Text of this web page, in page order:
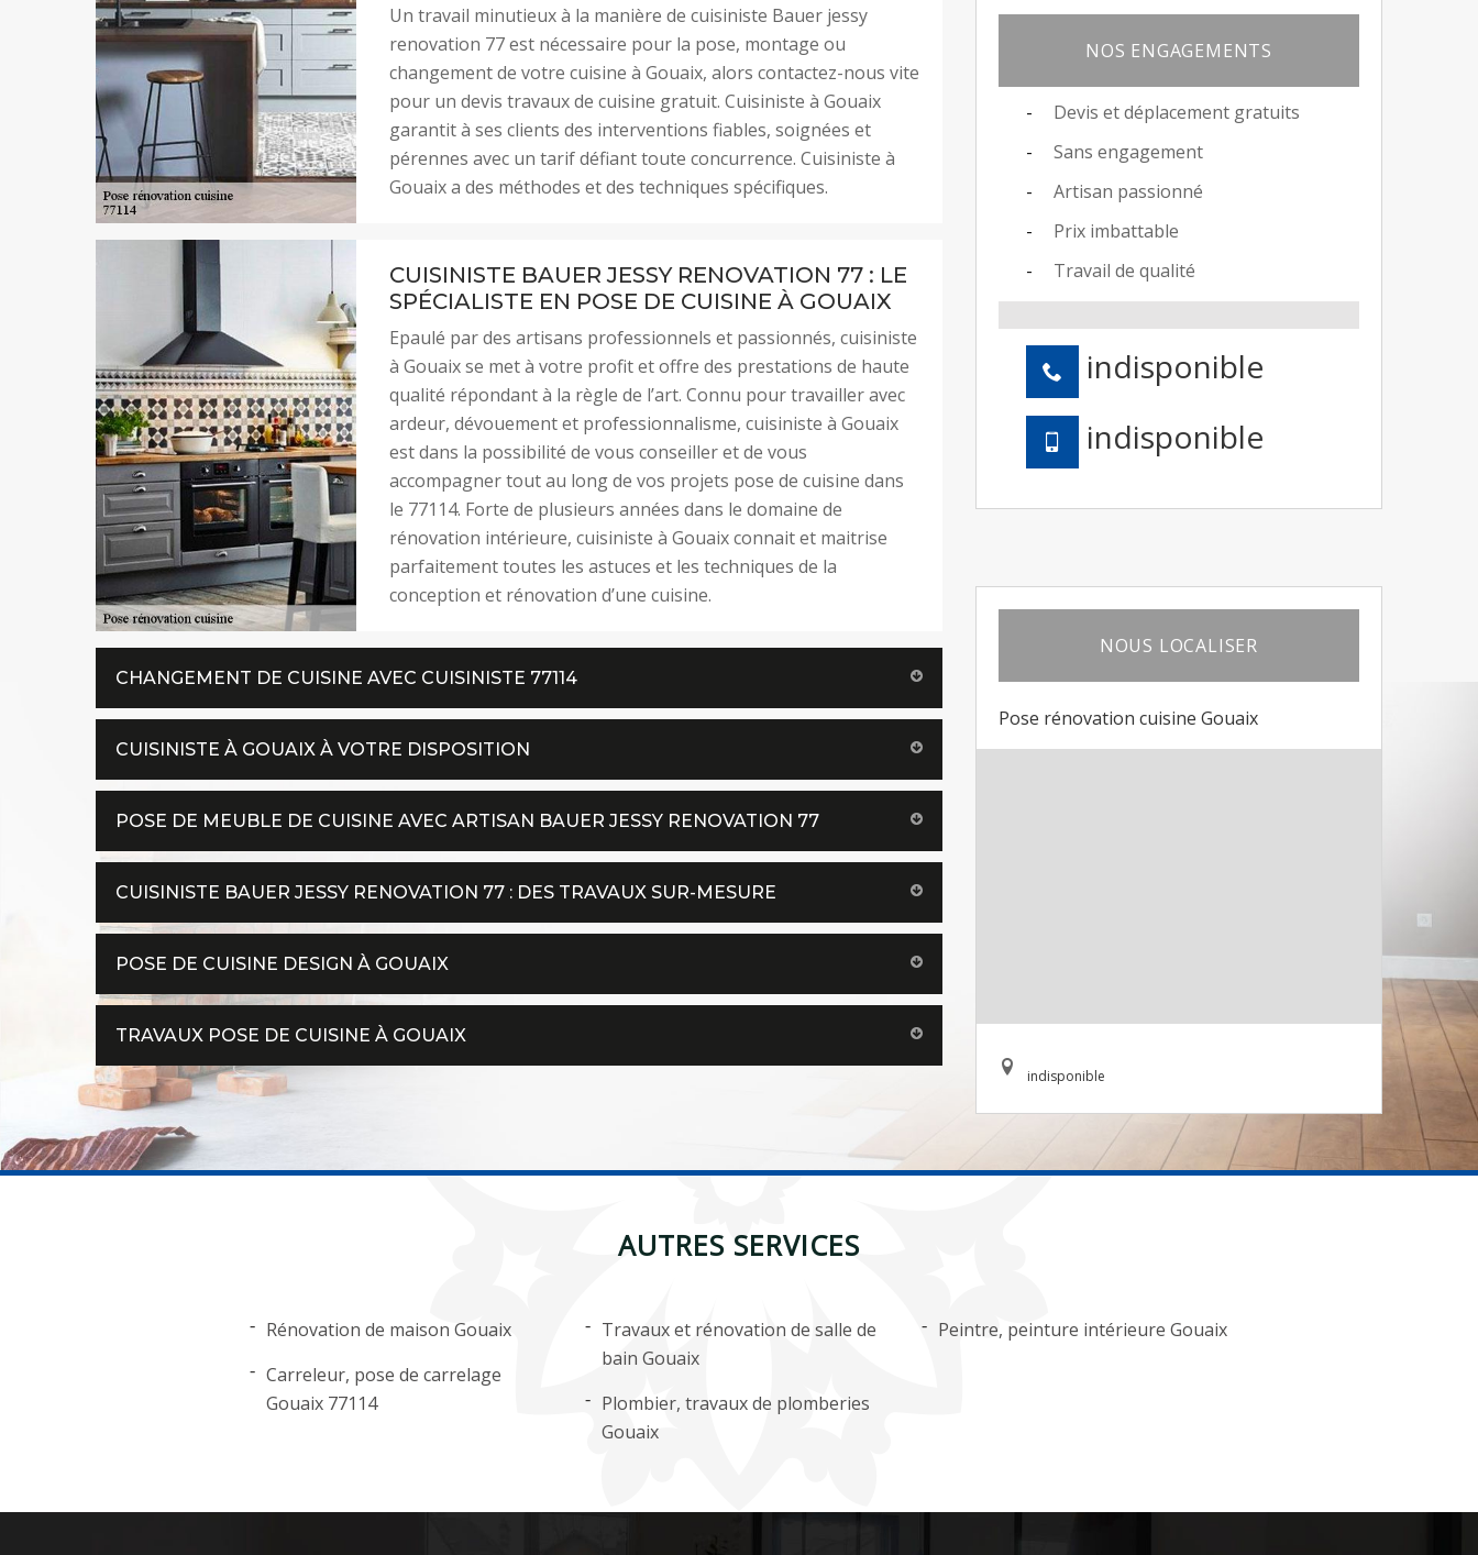
Un travail minutieux à la manière de cuisiniste Bauer jessy
renovation 77 est nécessaire pour la pose, montage ou
changement de votre cuisine à Gouaix, alors contactez-nous vite
pour un devis travaux de cuisine gratuit. Cuisiniste à Gouaix
garantit à ses clients des interventions fiables, soignées et
pérennes avec un tarif défiant toute concurrence. Cuisiniste à
Gouaix a des méthodes et des techniques spécifiques.
CUISINISTE BAUER JESSY RENOVATION 77 : LE
SPÉCIALISTE EN POSE DE CUISINE À GOUAIX
Epaulé par des artisans professionnels et passionnés, cuisiniste
à Gouaix se met à votre profit et offre des prestations de haute
qualité répondant à la règle de l’art. Connu pour travailler avec
ardeur, dévouement et professionnalisme, cuisiniste à Gouaix
est dans la possibilité de vous conseiller et de vous
accompagner tout au long de vos projets pose de cuisine dans
le 77114. Forte de plusieurs années dans le domaine de
rénovation intérieure, cuisiniste à Gouaix connait et maitrise
parfaitement toutes les astuces et les techniques de la
conception et rénovation d’une cuisine.
CHANGEMENT DE CUISINE AVEC CUISINISTE 77114
CUISINISTE À GOUAIX À VOTRE DISPOSITION
POSE DE MEUBLE DE CUISINE AVEC ARTISAN BAUER JESSY RENOVATION 77
CUISINISTE BAUER JESSY RENOVATION 77 : DES TRAVAUX SUR-MESURE
POSE DE CUISINE DESIGN À GOUAIX
TRAVAUX POSE DE CUISINE À GOUAIX
NOS ENGAGEMENTS
Devis et déplacement gratuits
Sans engagement
Artisan passionné
Prix imbattable
Travail de qualité
indisponible
indisponible
NOUS LOCALISER
Pose rénovation cuisine Gouaix
indisponible
AUTRES SERVICES
Rénovation de maison Gouaix
Carreleur, pose de carrelage
Gouaix 77114
Travaux et rénovation de salle de
bain Gouaix
Plombier, travaux de plomberies
Gouaix
Peintre, peinture intérieure Gouaix